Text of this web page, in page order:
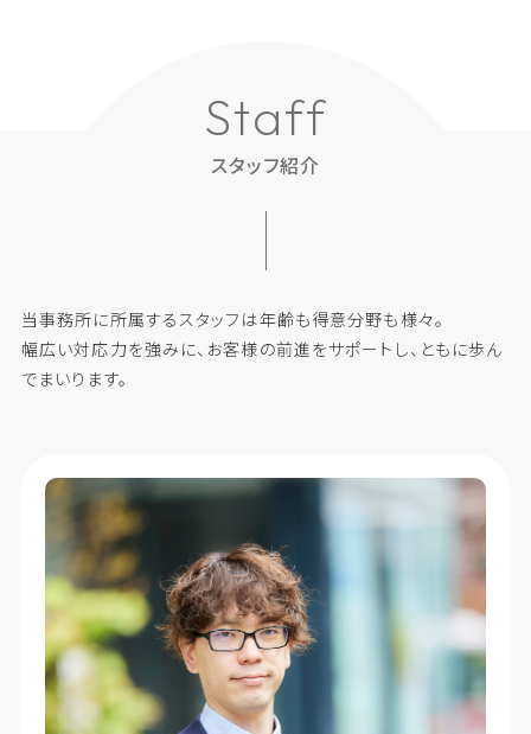
Staff
スタッフ紹介
当事務所に所属するスタッフは年齢も得意分野も様々。
幅広い対応力を強みに、お客様の前進をサポートし、ともに歩ん
でまいります。